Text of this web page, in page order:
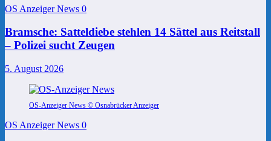
OS Anzeiger News 0
Bramsche: Satteldiebe stehlen 14 Sättel aus Reitstall
– Polizei sucht Zeugen
5. August 2026
OS-Anzeiger News © Osnabrücker Anzeiger
OS Anzeiger News 0